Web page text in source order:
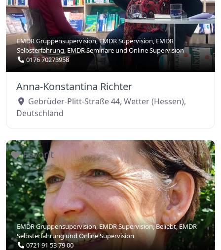
EMDR Gruppensupervision,EMDR Supervision EMDR
Selbsterfahrung, EMDR Seminare undOnline Supervision
0176 70273958
Anna-Konstantina Richter
Gebrüder-Plitt-Straße 44, Wetter (Hessen),
Deutschland
Favorit
EMDR Gruppensupervision,EMDR Supervision,Beliebt,EMDR
SelbsterfahrungundOnline Supervision
0721 91 53 79 00